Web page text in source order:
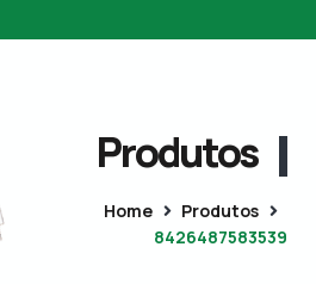
Produtos
Home
Produtos
8426487583539